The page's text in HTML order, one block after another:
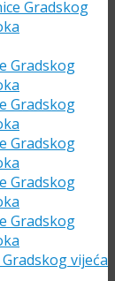
Gradskog
Gradskog
Gradskog
Gradskog
Gradskog
Gradskog
vijeća